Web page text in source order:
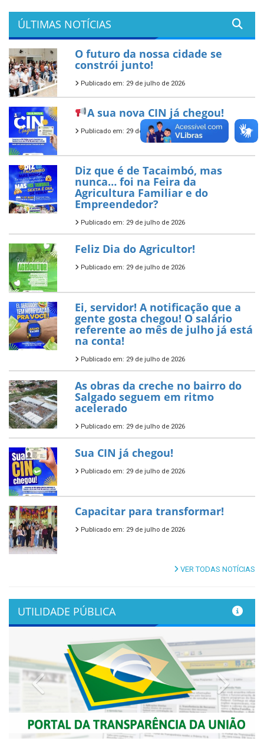
ÚLTIMAS NOTÍCIAS
O futuro da nossa cidade se
constrói junto!
Publicado em: 29 de julho de 2026
A sua nova CIN já chegou!
Publicado em: 29 de julho de 2026
Diz que é de Tacaimbó, mas
nunca… foi na Feira da
Agricultura Familiar e do
Empreendedor?
Publicado em: 29 de julho de 2026
Feliz Dia do Agricultor!
Publicado em: 29 de julho de 2026
Ei, servidor! A notificação que a
gente gosta chegou! O salário
referente ao mês de julho já está
na conta!
Publicado em: 29 de julho de 2026
As obras da creche no bairro do
Salgado seguem em ritmo
acelerado
Publicado em: 29 de julho de 2026
Sua CIN já chegou!
Publicado em: 29 de julho de 2026
Capacitar para transformar!
Publicado em: 29 de julho de 2026
VER TODAS NOTÍCIAS
UTILIDADE PÚBLICA
Previous Next